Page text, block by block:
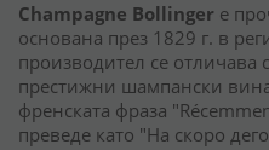
Champagne Bollinger е
основана през 1829 г. в
производител се отличава
престижни шампански
френската фраза
преведе като "На скоро